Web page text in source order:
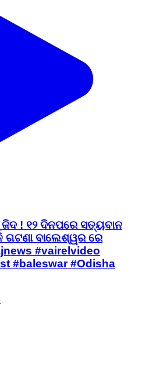
! ୧୨ ଦିନପରେ ସତ୍ୟବାନ
ବାଲେଶ୍ୱର ରେ
#vairelvideo
#baleswar #Odisha